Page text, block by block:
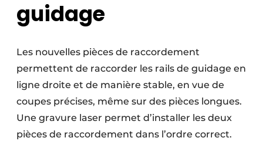
guidage
Les nouvelles pièces de raccordement
permettent de raccorder les rails de guidage en
ligne droite et de manière stable, en vue de
coupes précises, même sur des pièces longues.
Une gravure laser permet d’installer les deux
pièces de raccordement dans l’ordre correct.